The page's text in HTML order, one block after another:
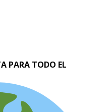
PARA TODO EL